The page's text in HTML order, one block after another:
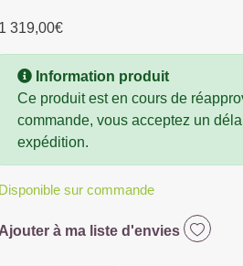
1 319,00€
Information produit
Ce produit est en cours de
commande, vous acceptez un
expédition.
Disponible sur commande
Ajouter à ma liste d'envies